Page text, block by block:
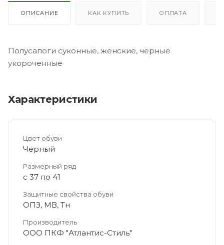
ОПИСАНИЕ КАК КУПИТЬ ОПЛАТА
Полусапоги суконные, женские, черные
укороченные
Характеристики
Цвет обуви
Черный
Размерный ряд
с 37 по 41
Защитные свойства обуви
ОПЗ, МВ, Тн
Производитель
ООО ПКФ "Атлантис-Стиль"